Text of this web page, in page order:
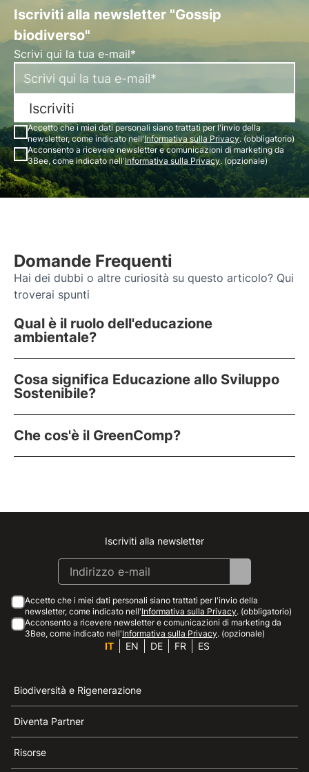
Iscriviti alla newsletter "Gossip
biodiverso"
Scrivi qui la tua e-mail*
Iscriviti
Accetto che i miei dati personali siano trattati per l'invio della
newsletter, come indicato nell'Informativa sulla Privacy. (obbligatorio)
Acconsento a ricevere newsletter e comunicazioni di marketing da
3Bee, come indicato nell'Informativa sulla Privacy. (opzionale)
Domande Frequenti
Hai dei dubbi o altre curiosità su questo articolo? Qui
troverai spunti
Qual è il ruolo dell'educazione
ambientale?
Cosa significa Educazione allo Sviluppo
Sostenibile?
Che cos'è il GreenComp?
Instagram
Facebook
Linkedin
Youtube
Iscriviti alla newsletter
Accetto che i miei dati personali siano trattati per l'invio della
newsletter, come indicato nell'Informativa sulla Privacy. (obbligatorio)
Acconsento a ricevere newsletter e comunicazioni di marketing da
3Bee, come indicato nell'Informativa sulla Privacy. (opzionale)
IT EN DE FR ES
Biodiversità e Rigenerazione
Diventa Partner
Risorse